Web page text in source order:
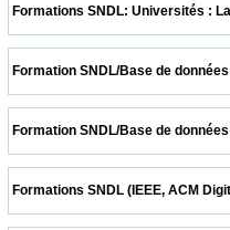
Formations SNDL:
Formation SNDL/Base de
Formation SNDL/Base de
Formations SNDL (IEEE, ACM